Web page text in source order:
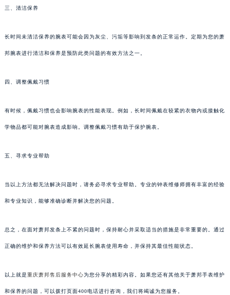
三、清洁保养
长时间未清洁保养的腕表可能会因为灰尘、污垢等影响到发条的正常运作。定期为您的萧
邦腕表进行清洁和保养是预防此类问题的有效方法之一。
四、调整佩戴习惯
有时候，佩戴习惯也会影响腕表的性能表现。例如，长时间佩戴在较紧的衣物内或接触化
学物品都可能对腕表造成影响。调整佩戴习惯有助于保护腕表。
五、寻求专业帮助
当以上方法都无法解决问题时，请务必寻求专业帮助。专业的钟表维修师拥有丰富的经验
和专业知识，能够准确诊断并解决您的问题。
总之，在面对萧邦发条上不紧的问题时，保持耐心并采取适当的措施是非常重要的。通过
正确的维护和保养方法可以有效延长腕表使用寿命，并保持其最佳性能状态。
以上就是重庆萧邦售后服务中心为您分享的精彩内容。如果您还有其他关于萧邦手表维护
和保养的问题，可以拨打页面400电话进行咨询，我们将竭诚为您服务。